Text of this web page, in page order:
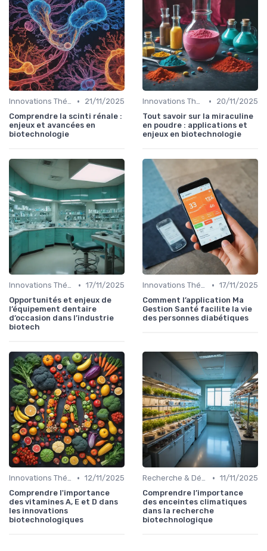
Innovations Thérapeutiques •
21/11/2025
Comprendre la scinti rénale :
enjeux et avancées en
biotechnologie
Innovations Thérapeutiques •
20/11/2025
Tout savoir sur la miraculine
en poudre : applications et
enjeux en biotechnologie
Innovations Thérapeutiques • 17/11/2025
Opportunités et enjeux de
l’équipement dentaire
d’occasion dans l’industrie
biotech
Innovations Thérapeutiques • 17/11/2025
Comment l’application Ma
Gestion Santé facilite la vie
des personnes diabétiques
Innovations Thérapeutiques • 12/11/2025
Comprendre l'importance
des vitamines A, E et D dans
les innovations
biotechnologiques
Recherche & Développement • 11/11/2025
Comprendre l’importance
des enceintes climatiques
dans la recherche
biotechnologique